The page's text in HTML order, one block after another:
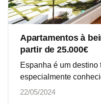
Apartamentos à
partir de 25.000€
Espanha é um destino
especialmente
22/05/2024